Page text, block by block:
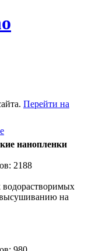
Перейти на
нанопленки
2188
водорастворимых
высушиванию на